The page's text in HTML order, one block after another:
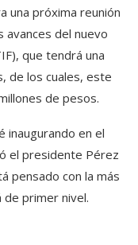
una próxima reunión
avances del nuevo
que tendrá una
de los cuales, este
de pesos.
inaugurando en el
el presidente Pérez
pensado con la más
primer nivel.